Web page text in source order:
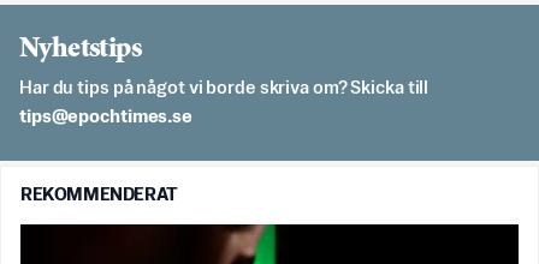
Nyhetstips
Har du tips på något vi borde skriva om? Skicka till
es.semithcope@spit
REKOMMENDERAT